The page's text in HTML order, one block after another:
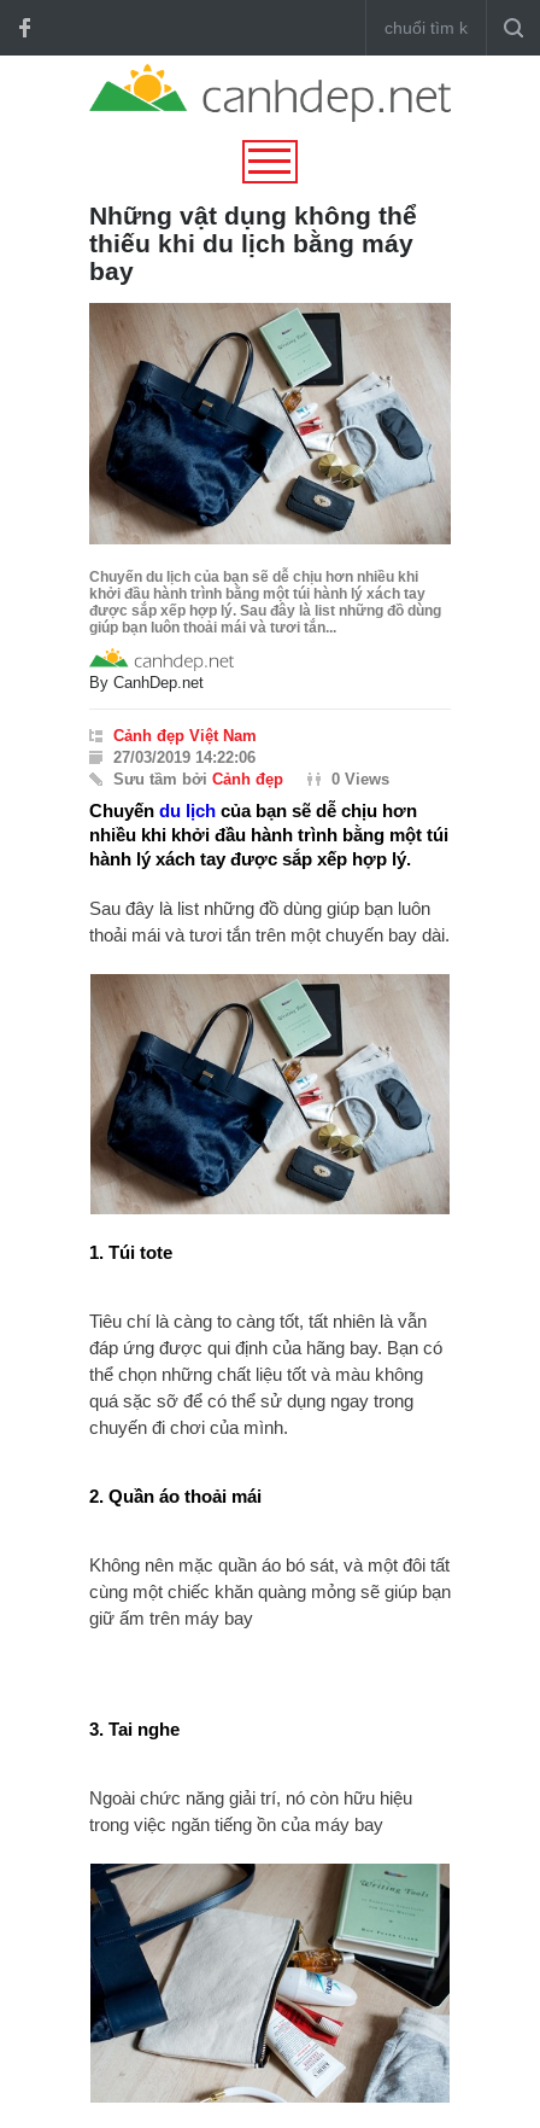
Những vật dụng không thể
thiếu khi du lịch bằng máy
bay
Chuyến du lịch của bạn sẽ dễ chịu hơn nhiều khi
khởi đầu hành trình bằng một túi hành lý xách tay
được sắp xếp hợp lý. Sau đây là list những đồ dùng
giúp bạn luôn thoải mái và tươi tắn...
By CanhDep.net
Cảnh đẹp Việt Nam
27/03/2019 14:22:06
Sưu tầm bởi Cảnh đẹp 0 Views
Chuyến du lịch của bạn sẽ dễ chịu hơn
nhiều khi khởi đầu hành trình bằng một túi
hành lý xách tay được sắp xếp hợp lý.
Sau đây là list những đồ dùng giúp bạn luôn
thoải mái và tươi tắn trên một chuyến bay dài.
1. Túi tote
Tiêu chí là càng to càng tốt, tất nhiên là vẫn
đáp ứng được qui định của hãng bay. Bạn có
thể chọn những chất liệu tốt và màu không
quá sặc sỡ để có thể sử dụng ngay trong
chuyến đi chơi của mình.
2. Quần áo thoải mái
Không nên mặc quần áo bó sát, và một đôi tất
cùng một chiếc khăn quàng mỏng sẽ giúp bạn
giữ ấm trên máy bay
3. Tai nghe
Ngoài chức năng giải trí, nó còn hữu hiệu
trong việc ngăn tiếng ồn của máy bay